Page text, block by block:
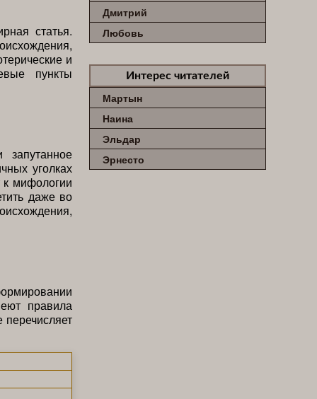
статья.
и
пункты
уголках
к мифологии
даже во
правила
Дмитрий
Любовь
Интерес читателей
Мартын
Наина
Эльдар
Эрнесто